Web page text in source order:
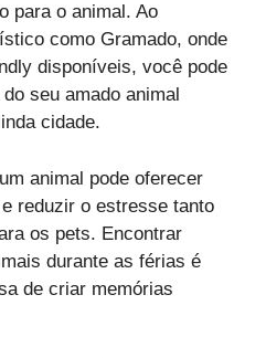
para o animal. Ao
como Gramado, onde
disponíveis, você pode
seu amado animal
cidade.
animal pode oferecer
reduzir o estresse tanto
os pets. Encontrar
durante as férias é
de criar memórias